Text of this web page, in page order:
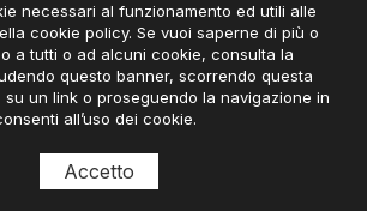
Militare - 03779050404
Software E-commerce
necessari al funzionamento ed utili alle
cookie policy. Se vuoi saperne di più o
a tutti o ad alcuni cookie, consulta la
questo banner, scorrendo questa
un link o proseguendo la navigazione in
all’uso dei cookie.
Accetto